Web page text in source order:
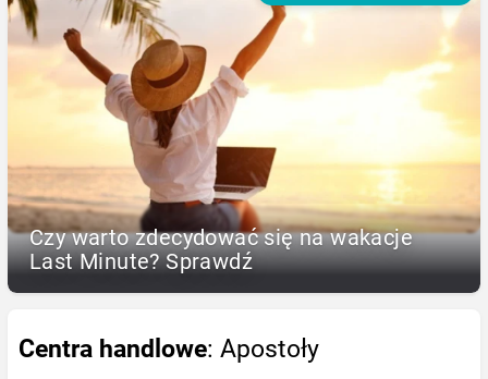
Czy warto zdecydować się na wakacje
Last Minute? Sprawdź
Centra handlowe: Apostoły